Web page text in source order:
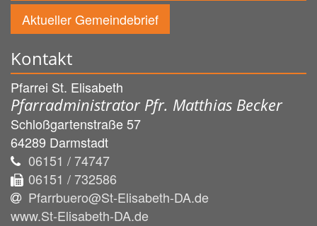
Aktueller Gemeindebrief
Kontakt
Pfarrei St. Elisabeth
Pfarradministrator Pfr. Matthias Becker
Schloßgartenstraße 57
64289 Darmstadt
06151 / 74747
06151 / 732586
Pfarrbuero@St-Elisabeth-DA.de
www.St-Elisabeth-DA.de